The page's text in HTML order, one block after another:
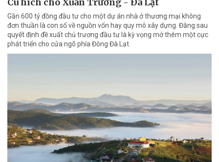
Gần 600 tỷ đồng đầu tư cho một dự án nhà ở thương mại không
đơn thuần là con số về nguồn vốn hay quy mô xây dựng. Đằng sau
quyết định đề xuất chủ trương đầu tư là kỳ vọng mở thêm một cực
phát triển cho cửa ngõ phía Đông Đà Lạt.